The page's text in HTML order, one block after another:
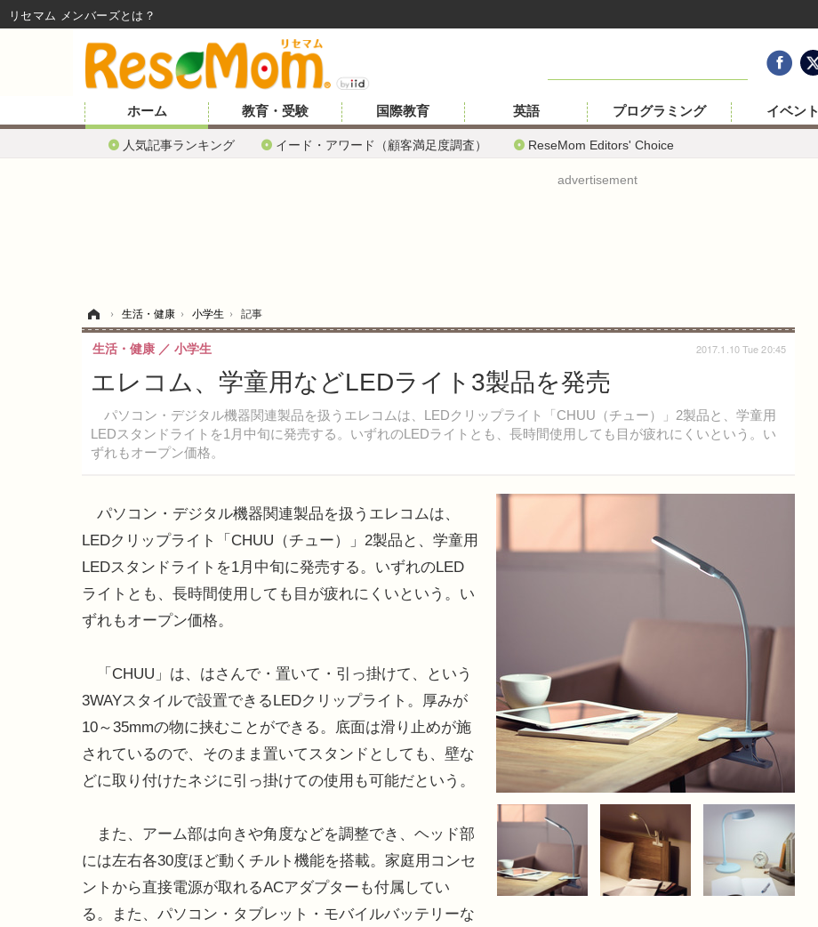
ホーム
人気記事ランキング イード・アワード（顧客満足度調査） ReseMom Editors' Choice
教育・受験 国際教育 英語 プログラミング イベント
advertisement
› 生活・健康 › 小学生 › 記事
エレコム、学童用などLEDライト3製品を発売
パソコン・デジタル機器関連製品を扱うエレコムは、LEDクリップライト「CHUU（チュー）」2製品と、学童用
LEDスタンドライトを1月中旬に発売する。いずれのLEDライトとも、長時間使用しても目が疲れにくいという。い
ずれもオープン価格。
生活・健康 小学生 2017.1.10 Tue 20:45
パソコン・デジタル機器関連製品を扱うエレコムは、
LEDクリップライト「CHUU（チュー）」2製品と、学童用
LEDスタンドライトを1月中旬に発売する。いずれのLED
ライトとも、長時間使用しても目が疲れにくいという。い
ずれもオープン価格。
「CHUU」は、はさんで・置いて・引っ掛けて、という
3WAYスタイルで設置できるLEDクリップライト。厚みが
10～35mmの物に挟むことができる。底面は滑り止めが施
されているので、そのまま置いてスタンドとしても、壁な
どに取り付けたネジに引っ掛けての使用も可能だという。
また、アーム部は向きや角度などを調整でき、ヘッド部
には左右各30度ほど動くチルト機能を搭載。家庭用コンセ
ントから直接電源が取れるACアダプターも付属してい
る。また、パソコン・タブレット・モバイルバッテリーな
リセマム メンバーズ